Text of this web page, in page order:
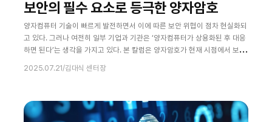
보안의 필수 요소로 등극한 양자암호
양자컴퓨터 기술이 빠르게 발전하면서 이에 따른 보안 위협이 점차 현실화되
고 있다. 그러나 여전히 일부 기업과 기관은 ‘양자컴퓨터가 상용화된 후 대응
하면 된다’는 생각을 가지고 있다. 본 칼럼은 양자암호가 현재 시점에서 보안
(Mosca’s Theorem)을 기반으로 양자컴퓨터 시대를 미리 준비해야 하는
러야 할 시점임을
2025.07.21/김대식 센터장